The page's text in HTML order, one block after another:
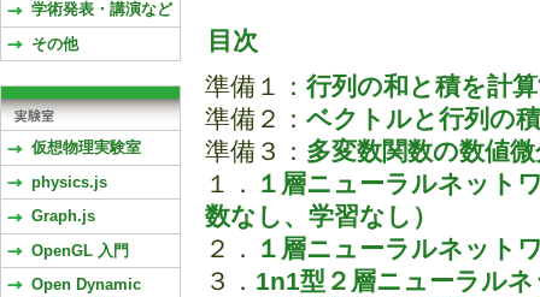
目次
準備１： 行列の和と積を計
準備２： ベクトルと行列の
準備３： 多変数関数の数値
１．
１層ニューラルネット
数なし、学習なし）
２．
１層ニューラルネット
３． 1n1型２層ニューラル
学術発表・講演など
その他
仮想物理実験室
physics.js
Graph.js
OpenGL 入門
Open Dynamic